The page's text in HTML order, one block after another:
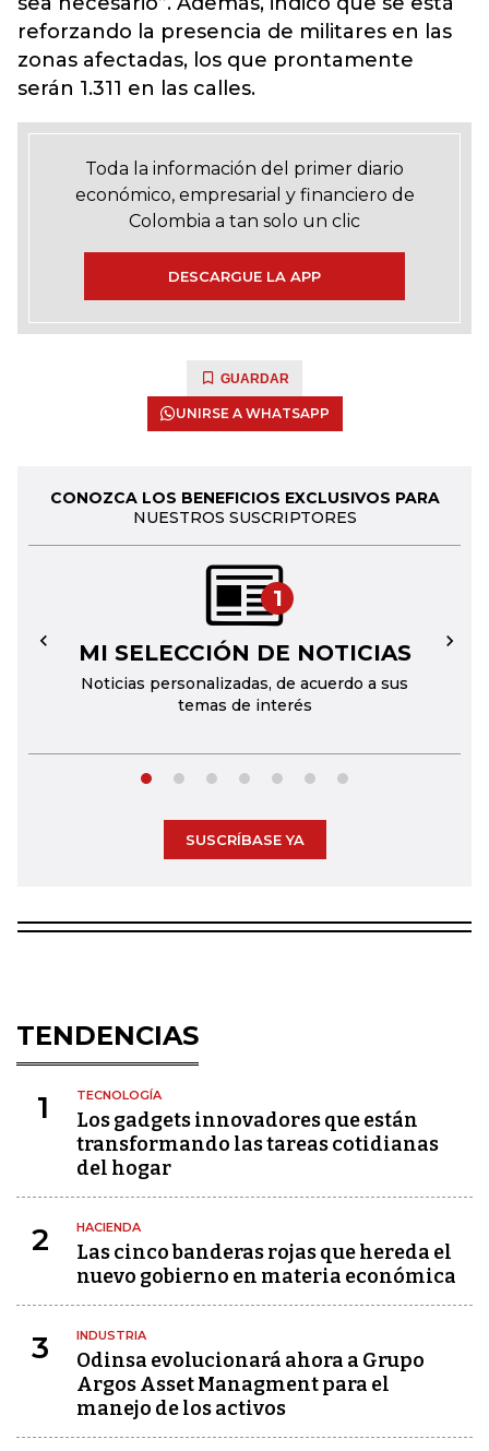
reforzando la presencia de militares en las
zonas afectadas, los que prontamente
serán 1.311 en las calles.
Toda la información del primer diario
económico, empresarial y financiero de
Colombia a tan solo un clic
DESCARGUE LA APP
GUARDAR
UNIRSE A WHATSAPP
CONOZCA LOS BENEFICIOS EXCLUSIVOS PARA
NUESTROS SUSCRIPTORES
1
MI SELECCIÓN DE NOTICIAS
Noticias personalizadas, de acuerdo a sus
temas de interés
← →
SUSCRÍBASE YA
TENDENCIAS
1 TECNOLOGÍA
Los gadgets innovadores que están
transformando las tareas cotidianas
del hogar
2 HACIENDA
Las cinco banderas rojas que hereda el
nuevo gobierno en materia económica
3 INDUSTRIA
Odinsa evolucionará ahora a Grupo
Argos Asset Managment para el
manejo de los activos